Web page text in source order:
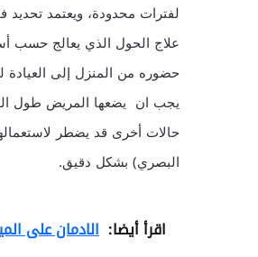
لفترات محدودة، ويعتمد
علاج الحول الذي يعالج حسب
حضوره من المنزل إلى العيادة
يجب ان يضعها المريض طول
حالات أخرى قد يضطر
البصري) بشكل دقيق.
اقرأ أيضا: الادمان على